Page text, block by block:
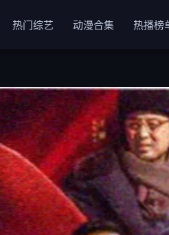
热门综艺 动漫合集 热播榜